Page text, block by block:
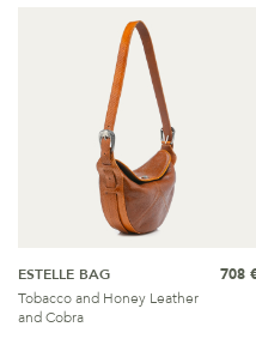
ESTELLE BAG
Tobacco and Honey Leather
and Cobra
708